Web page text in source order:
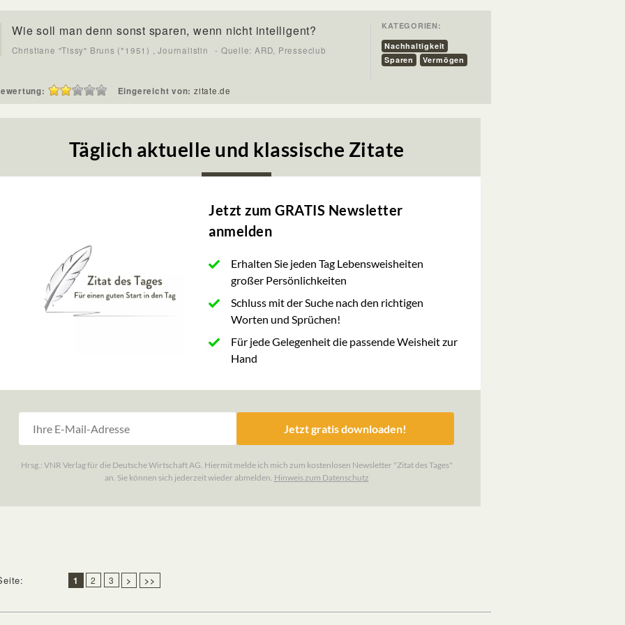
Wie soll man denn sonst sparen, wenn nicht intelligent?
Christiane "Tissy" Bruns (*1951) , Journalistin - Quelle: ARD, Presseclub
KATEGORIEN:
Nachhaltigkeit
Sparen
Vermögen
Eingereicht von: zitate.de
1 2 3 > >>